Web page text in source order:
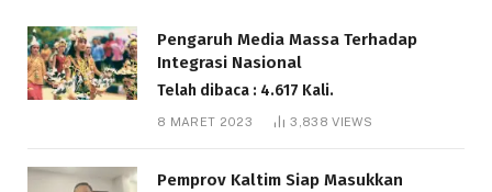
Pengaruh Media Massa Terhadap
Integrasi Nasional
Telah dibaca : 4.617 Kali.
8 MARET 2023 3,838VIEWS
Pemprov Kaltim Siap Masukkan